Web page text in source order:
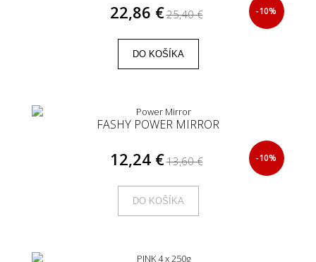
22,86 €25,40 € -10%
DO KOŠÍKA
FASHY POWER MIRROR
12,24 €13,60 € -10%
DO KOŠÍKA